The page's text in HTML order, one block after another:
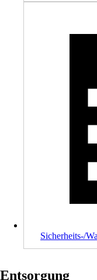
Sicherheits-/
Entsorgung